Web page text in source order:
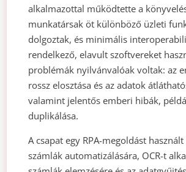
alkalmazottal működtette a
munkatársak öt különböző üzleti
dolgoztak, és minimális
rendelkező, elavult szoftvereket
problémák nyilvánvalóak voltak: az
rossz elosztása és az adatok
valamint jelentős emberi hibák,
duplikálása.
A csapat egy RPA-megoldást
számlák automatizálására, OCR-t